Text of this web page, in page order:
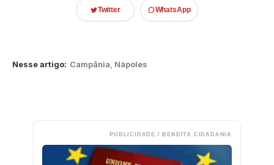
Twitter WhatsApp
Nesse artigo: Campânia Nápoles
PUBLICIDADE / BENDITA CIDADANIA